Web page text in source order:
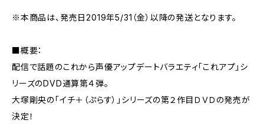
※本商品は、発売日2019年5/31（金）以降の発送となります。
■概要：
配信で話題のこれから声優アップデートバラエティ「これアプ」シ
リーズのDVD通算第４弾。
大塚剛央の「イチ＋（ぷらす）」シリーズの第２作目ＤＶＤの発売が
決定！